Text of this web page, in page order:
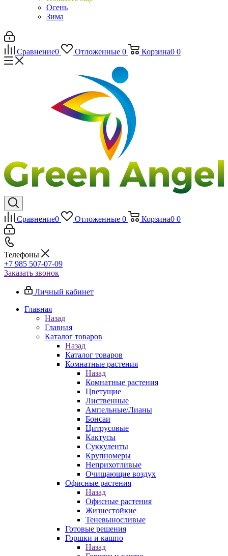
Осень
Зима
Сравнение0 Отложенные 0 Корзина0 0
Сравнение0 Отложенные 0 Корзина0 0
Телефоны
+7 985 507-07-09
Заказать звонок
Личный кабинет
Главная
Назад
Главная
Каталог товаров
Назад
Каталог товаров
Комнатные растения
Назад
Комнатные растения
Цветущие
Лиственные
Ампельные/Лианы
Бонсаи
Цитрусовые
Кактусы
Суккуленты
Крупномеры
Неприхотливые
Очищающие воздух
Офисные растения
Назад
Офисные растения
Жизнестойкие
Теневыносливые
Готовые решения
Горшки и кашпо
Назад